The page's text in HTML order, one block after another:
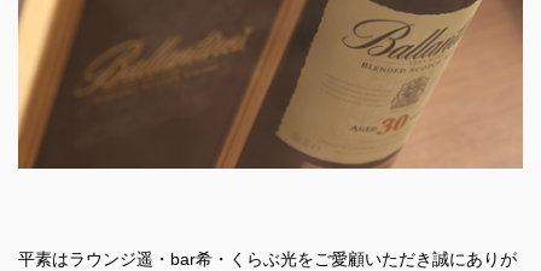
平素はラウンジ遥・bar希・くらぶ光をご愛顧いただき誠にありが